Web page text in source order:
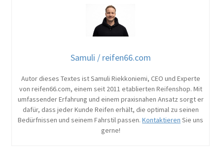
Samuli / reifen66.com
Autor dieses Textes ist Samuli Riekkoniemi, CEO und Experte
von reifen66.com, einem seit 2011 etablierten Reifenshop. Mit
umfassender Erfahrung und einem praxisnahen Ansatz sorgt er
dafür, dass jeder Kunde Reifen erhält, die optimal zu seinen
Bedürfnissen und seinem Fahrstil passen. Kontaktieren Sie uns
gerne!